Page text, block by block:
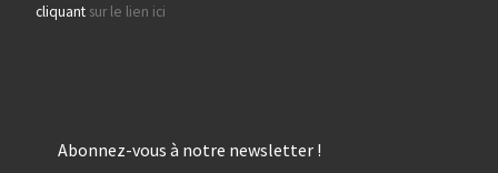
cliquant sur le lien ici
Abonnez-vous à notre newsletter !